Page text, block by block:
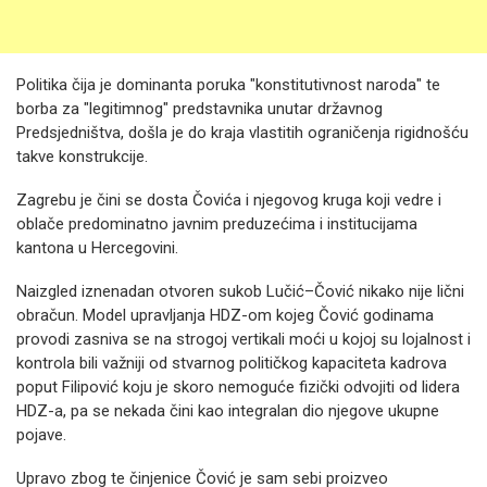
Politika čija je dominanta poruka "konstitutivnost naroda" te
borba za "legitimnog" predstavnika unutar državnog
Predsjedništva, došla je do kraja vlastitih ograničenja rigidnošću
takve konstrukcije.
Zagrebu je čini se dosta Čovića i njegovog kruga koji vedre i
oblače predominatno javnim preduzećima i institucijama
kantona u Hercegovini.
Naizgled iznenadan otvoren sukob Lučić–Čović nikako nije lični
obračun. Model upravljanja HDZ-om kojeg Čović godinama
provodi zasniva se na strogoj vertikali moći u kojoj su lojalnost i
kontrola bili važniji od stvarnog političkog kapaciteta kadrova
poput Filipović koju je skoro nemoguće fizički odvojiti od lidera
HDZ-a, pa se nekada čini kao integralan dio njegove ukupne
pojave.
Upravo zbog te činjenice Čović je sam sebi proizveo